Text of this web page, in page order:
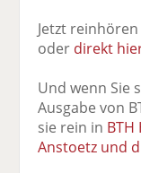
Jetzt
oder direkt
Und wenn Sie
Ausgabe von
sie rein in BTH
Anstoetz und